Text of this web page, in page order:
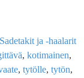
Sadetakit ja -haalarit
, kotimainen,
, tytölle, tytön,